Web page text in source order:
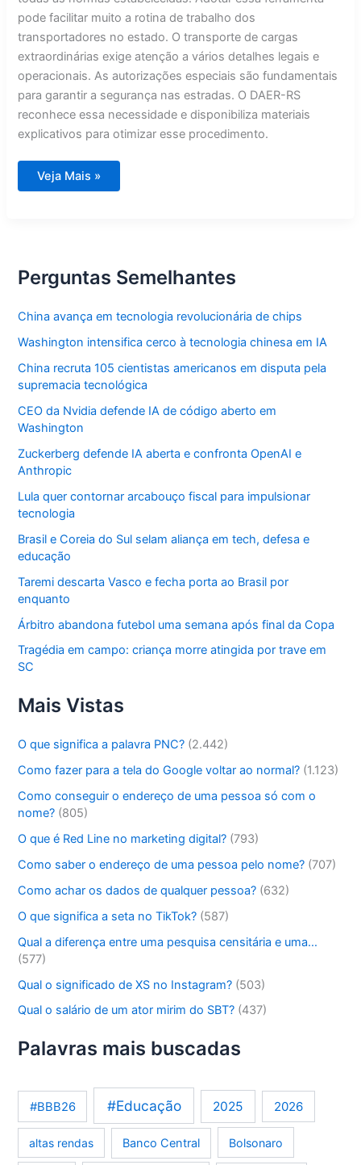
pode facilitar muito a rotina de trabalho dos
transportadores no estado. O transporte de cargas
extraordinárias exige atenção a vários detalhes legais e
operacionais. As autorizações especiais são fundamentais
para garantir a segurança nas estradas. O DAER-RS
reconhece essa necessidade e disponibiliza materiais
explicativos para otimizar esse procedimento.
Dicas
essenciais
Veja Mais »
Perguntas Semelhantes
China avança em tecnologia revolucionária de chips
Washington intensifica cerco à tecnologia chinesa em IA
China recruta 105 cientistas americanos em disputa pela
supremacia tecnológica
CEO da Nvidia defende IA de código aberto em
Washington
Zuckerberg defende IA aberta e confronta OpenAI e
Anthropic
Lula quer contornar arcabouço fiscal para impulsionar
tecnologia
Brasil e Coreia do Sul selam aliança em tech, defesa e
educação
Taremi descarta Vasco e fecha porta ao Brasil por
enquanto
Árbitro abandona futebol uma semana após final da Copa
Tragédia em campo: criança morre atingida por trave em
SC
Mais Vistas
O que significa a palavra PNC? (2.442)
Como fazer para a tela do Google voltar ao normal? (1.123)
Como conseguir o endereço de uma pessoa só com o
nome? (805)
O que é Red Line no marketing digital? (793)
Como saber o endereço de uma pessoa pelo nome? (707)
Como achar os dados de qualquer pessoa? (632)
O que significa a seta no TikTok? (587)
Qual a diferença entre uma pesquisa censitária e uma…
(577)
Qual o significado de XS no Instagram? (503)
Qual o salário de um ator mirim do SBT? (437)
Palavras mais buscadas
#BBB26 #Educação 2025 2026
altas rendas Banco Central Bolsonaro